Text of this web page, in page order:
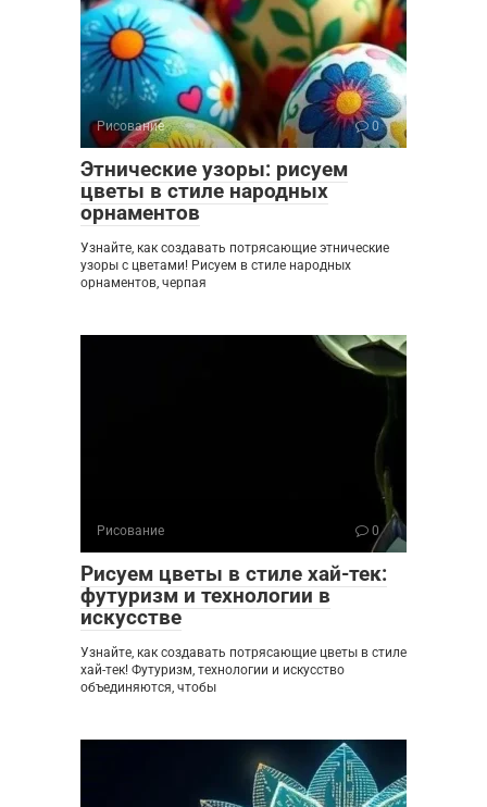
Рисование 0
Этнические узоры: рисуем
цветы в стиле народных
орнаментов
Узнайте, как создавать потрясающие этнические
узоры с цветами! Рисуем в стиле народных
орнаментов, черпая
Рисование 0
Рисуем цветы в стиле хай-тек:
футуризм и технологии в
искусстве
Узнайте, как создавать потрясающие цветы в стиле
хай-тек! Футуризм, технологии и искусство
объединяются, чтобы